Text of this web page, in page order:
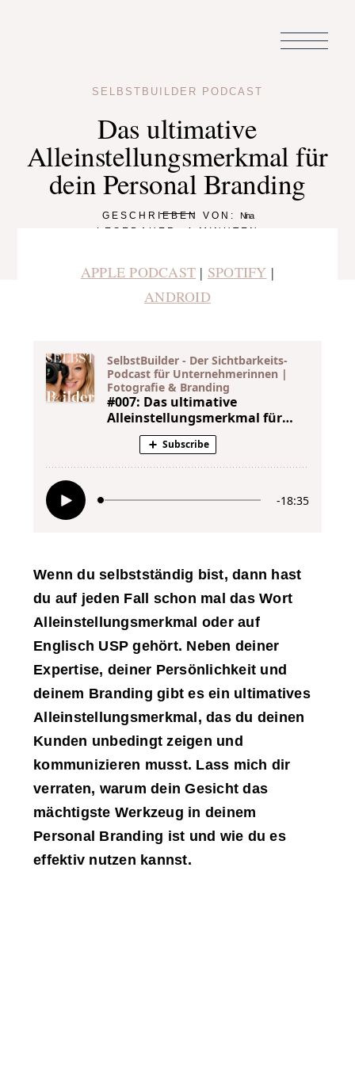
SELBSTBUILDER PODCAST
Das ultimative
Alleinstellungsmerkmal für
dein Personal Branding
GESCHRIEBEN VON: Nina
LESEDAUER: 4 MINUTEN
APPLE PODCAST | SPOTIFY |
ANDROID
Wenn du selbstständig bist, dann hast
du auf jeden Fall schon mal das Wort
Alleinstellungsmerkmal oder auf
Englisch USP gehört. Neben deiner
Expertise, deiner Persönlichkeit und
deinem Branding gibt es ein ultimatives
Alleinstellungsmerkmal, das du deinen
Kunden unbedingt zeigen und
kommunizieren musst. Lass mich dir
verraten, warum dein Gesicht das
mächtigste Werkzeug in deinem
Personal Branding ist und wie du es
effektiv nutzen kannst.